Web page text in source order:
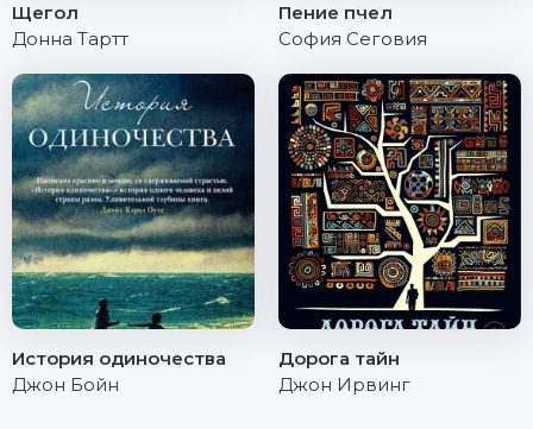
Щегол
Донна Тартт
Пение пчел
София Сеговия
История одиночества
Джон Бойн
Дорога тайн
Джон Ирвинг